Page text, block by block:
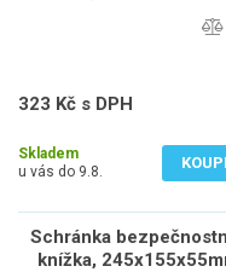
323 Kč s DPH
Skladem
u vás do 9.8.
Schránka
knížka,